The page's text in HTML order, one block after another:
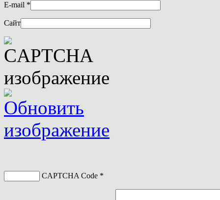
E-mail *
Сайт
CAPTCHA Code *